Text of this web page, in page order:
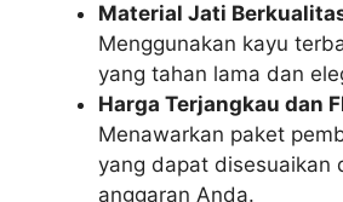
Material Jati
Menggunakan kayu
yang tahan lama dan
Harga Terjangkau dan
Menawarkan paket
yang dapat disesuaikan
anggaran Anda.